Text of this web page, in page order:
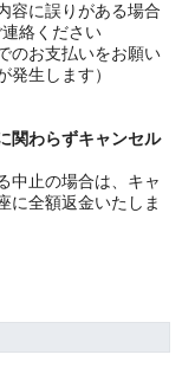
容に誤りがある場合
絡ください
のお支払いをお願い
発生します）
関わらずキャンセル
中止の場合は、キャ
に全額返金いたしま